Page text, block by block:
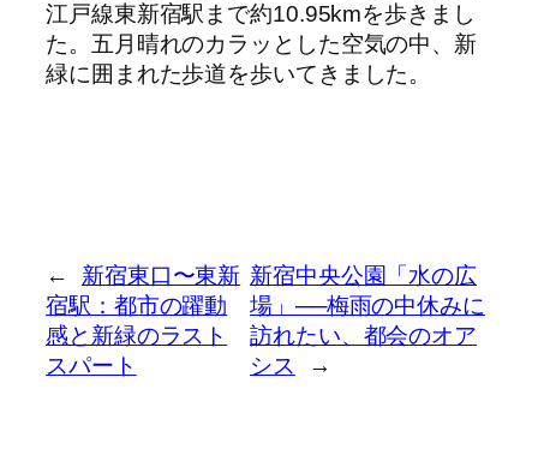
江戸線東新宿駅まで約10.95kmを歩きまし
た。五月晴れのカラッとした空気の中、新
緑に囲まれた歩道を歩いてきました。
←
新宿東口〜東新
宿駅：都市の躍動
感と新緑のラスト
スパート
新宿中央公園「水の広
場」──梅雨の中休みに
訪れたい、都会のオア
シス
→